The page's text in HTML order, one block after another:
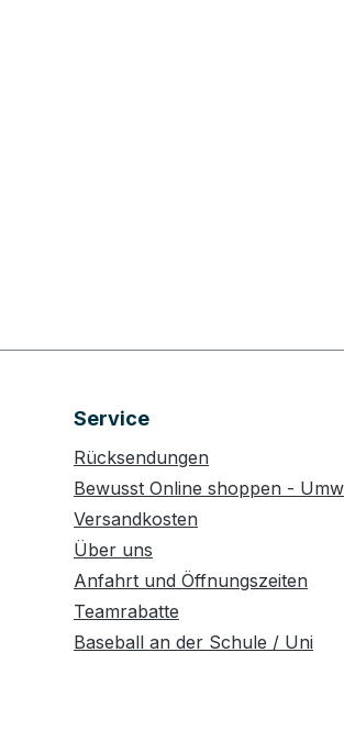
Service
Rücksendungen
Bewusst Online shoppen -
Versandkosten
Über uns
Anfahrt und Öffnungszeiten
Teamrabatte
Baseball an der Schule / Uni